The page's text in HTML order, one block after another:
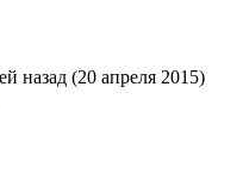
назад (20 апреля 2015)